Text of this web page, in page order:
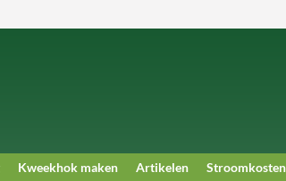
Kweekhok maken Artikelen Stroomkosten